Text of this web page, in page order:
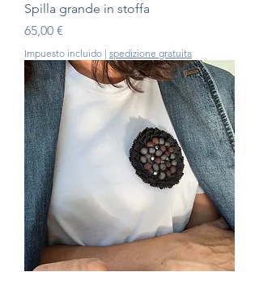
Spilla grande in stoffa
Precio
65,00 €
Impuesto incluido | spedizione gratuita